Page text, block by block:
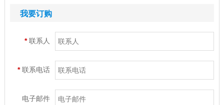
我要订购
*联系人
*联系电话
电子邮件